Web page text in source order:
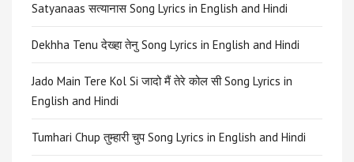
Satyanaas सत्यानास Song Lyrics in English and Hindi
Dekhha Tenu देख्हा तेनु Song Lyrics in English and Hindi
Jado Main Tere Kol Si जादो मैं तेरे कोल सी Song Lyrics in
English and Hindi
Tumhari Chup तुम्हारी चुप Song Lyrics in English and Hindi